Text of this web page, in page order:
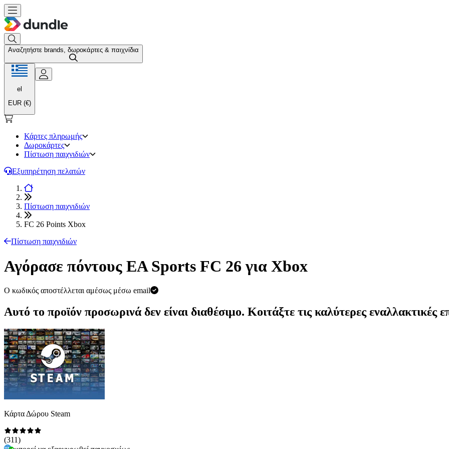
Αναζητήστε brands, δωροκάρτες & παιχνίδια
el
EUR (€)
Κάρτες πληρωμής
Δωροκάρτες
Πίστωση παιχνιδιών
Εξυπηρέτηση πελατών
Πίστωση παιχνιδιών
FC 26 Points Xbox
Πίστωση παιχνιδιών
Αγόρασε πόντους EA Sports FC 26 για Xbox
Ο κωδικός αποστέλλεται αμέσως μέσω email
Αυτό το προϊόν προσωρινά δεν είναι διαθέσιμο. Κοιτάξτε τις καλύτερες εναλλακτικές
Κάρτα Δώρου Steam
(311)